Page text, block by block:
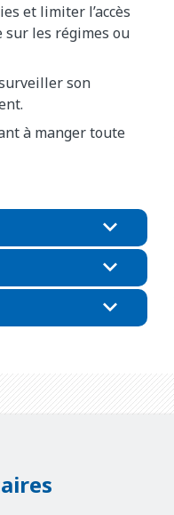
et limiter l’accès
les régimes ou
son
à manger toute